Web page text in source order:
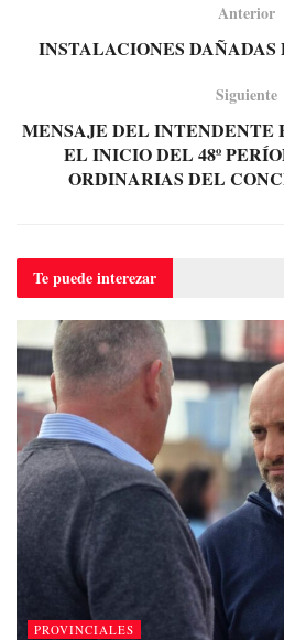
Anterior
INSTALACIONES
Siguiente
MENSAJE DEL INTENDENTE
EL INICIO DEL 48º
ORDINARIAS DEL
Te puedeinterezar
PROVINCIALES